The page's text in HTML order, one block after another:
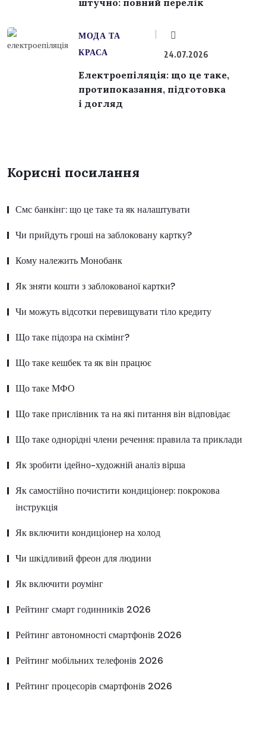
МОДА ТА
КРАСА
24.07.2026
Електроепіляція: що це таке,
протипоказання, підготовка
і догляд
Корисні посилання
Смс банкінг: що це таке та як налаштувати
Чи прийдуть гроші на заблоковану картку?
Кому належить Монобанк
Як зняти кошти з заблокованої картки?
Чи можуть відсотки перевищувати тіло кредиту
Що таке підозра на скімінг?
Що таке кешбек та як він працює
Що таке МФО
Що таке прислівник та на які питання він відповідає
Що таке однорідні члени речення: правила та приклади
Як зробити ідейно-художній аналіз вірша
Як самостійно почистити кондиціонер: покрокова
інструкція
Як включити кондиціонер на холод
Чи шкідливий фреон для людини
Як включити роумінг
Рейтинг смарт годинників 2026
Рейтинг автономності смартфонів 2026
Рейтинг мобільних телефонів 2026
Рейтинг процесорів смартфонів 2026